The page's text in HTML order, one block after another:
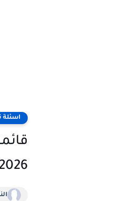
اسئلة
2026 في مادة